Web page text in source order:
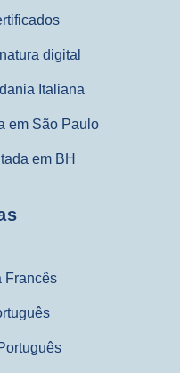
digital
Italiana
em São Paulo
em BH
Francês